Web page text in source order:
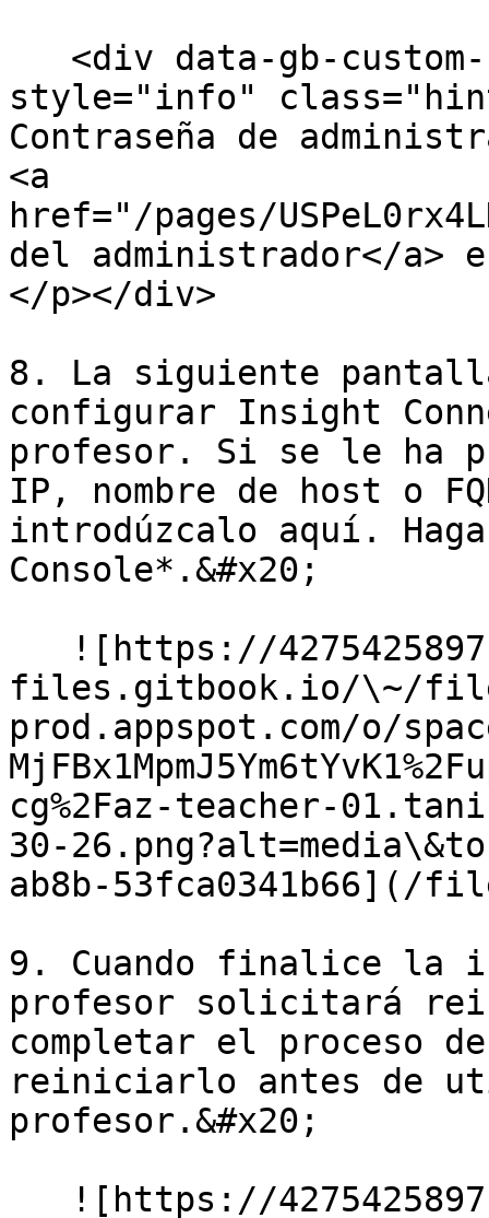
style="info"
Contraseña de
<a
href="/pages/
del administrador</a>
</p></div>
8. La siguiente
configurar Insight
profesor. Si se le ha
IP, nombre de host o
introdúzcalo aquí.
Console*.&#x20;
files.gitbook.io/\~/
prod.appspot.com/o/
cg%2Faz-teacher-
30-
ab8b-53fca0341b66](/
9. Cuando finalice la
profesor solicitará
completar el proceso
reiniciarlo antes de
profesor.&#x20;